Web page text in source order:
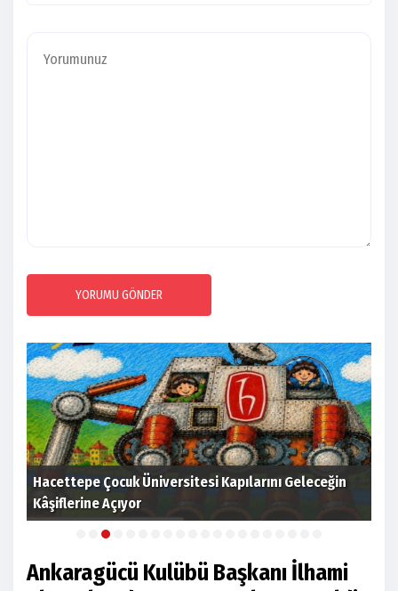
YORUMU GÖNDER
Hacettepe Çocuk Üniversitesi Kapılarını Geleceğin
Kâşiflerine Açıyor
Ankaragücü Kulübü Başkanı İlhami